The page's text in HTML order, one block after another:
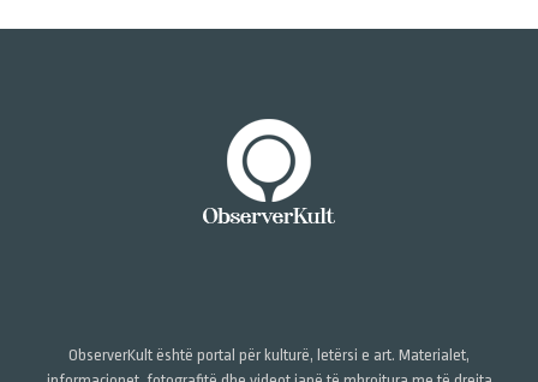
ObserverKult është portal për kulturë, letërsi e art. Materialet,